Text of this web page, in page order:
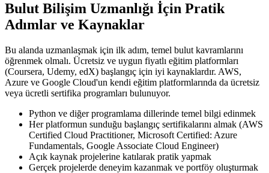
Bulut Bilişim Uzmanlığı İçin Pratik
Adımlar ve Kaynaklar
Bu alanda uzmanlaşmak için ilk adım, temel bulut kavramlarını
öğrenmek olmalı. Ücretsiz ve uygun fiyatlı eğitim platformları
(Coursera, Udemy, edX) başlangıç için iyi kaynaklardır. AWS,
Azure ve Google Cloud'un kendi eğitim platformlarında da ücretsiz
veya ücretli sertifika programları bulunuyor.
Python ve diğer programlama dillerinde temel bilgi edinmek
Her platformun sunduğu başlangıç sertifikalarını almak (AWS
Certified Cloud Practitioner, Microsoft Certified: Azure
Fundamentals, Google Associate Cloud Engineer)
Açık kaynak projelerine katılarak pratik yapmak
Gerçek projelerde deneyim kazanmak ve portföy oluşturmak